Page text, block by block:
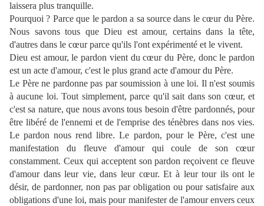
laissera plus tranquille.
Pourquoi ? Parce que le pardon a sa source dans le cœur du Père.
Nous savons tous que Dieu est amour, certains dans la tête,
d'autres dans le cœur parce qu'ils l'ont expérimenté et le vivent.
Dieu est amour, le pardon vient du cœur du Père, donc le pardon
est un acte d'amour, c'est le plus grand acte d'amour du Père.
Le Père ne pardonne pas par soumission à une loi. Il n'est soumis
à aucune loi. Tout simplement, parce qu'il sait dans son cœur, et
c'est sa nature, que nous avons tous besoin d'être pardonnés, pour
être libéré de l'ennemi et de l'emprise des ténèbres dans nos vies.
Le pardon nous rend libre. Le pardon, pour le Père, c'est une
manifestation du fleuve d'amour qui coule de son cœur
constamment. Ceux qui acceptent son pardon reçoivent ce fleuve
d'amour dans leur vie, dans leur cœur. Et à leur tour ils ont le
désir, de pardonner, non pas par obligation ou pour satisfaire aux
obligations d'une loi, mais pour manifester de l'amour envers ceux